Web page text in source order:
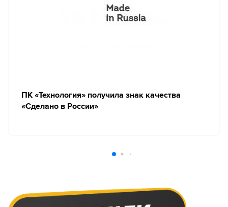
ПК «Технология» получила знак качества
«Сделано в России»